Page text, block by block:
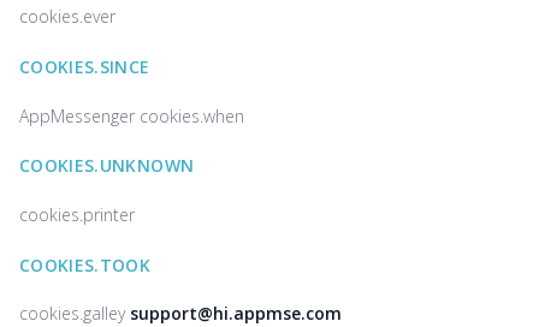
cookies.ever
COOKIES.SINCE
AppMessenger cookies.when
COOKIES.UNKNOWN
cookies.printer
COOKIES.TOOK
cookies.galley support@hi.appmse.com